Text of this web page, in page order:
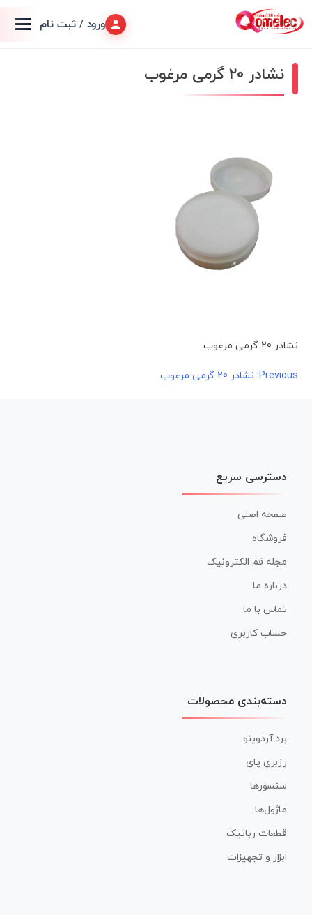
ورود / ثبت نام
نشادر 20 گرمی مرغوب
نشادر 20 گرمی مرغوب
راهبری
Previous: نشادر 20 گرمی مرغوب
دسترسی سریع
صفحه اصلی
فروشگاه
مجله قم الکترونیک
درباره ما
تماس با ما
حساب کاربری
دسته‌بندی محصولات
برد آردوینو
رزبری پای
سنسورها
ماژول‌ها
قطعات رباتیک
ابزار و تجهیزات